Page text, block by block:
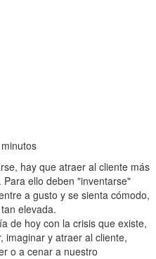
hay que atraer al cliente más
ello deben "inventarse"
a gusto y se sienta cómodo,
elevada.
de hoy con la crisis que existe,
imaginar y atraer al cliente,
o a cenar a nuestro